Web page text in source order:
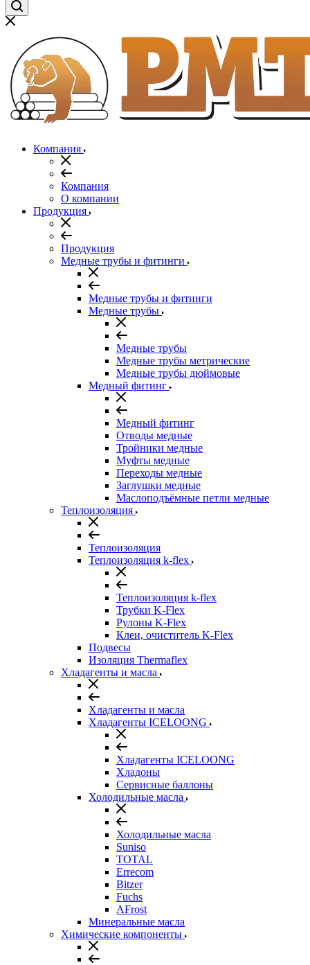
Компания
Компания
О компании
Продукция
Продукция
Медные трубы и фитинги
Медные трубы и фитинги
Медные трубы
Медные трубы
Медные трубы метрические
Медные трубы дюймовые
Медный фитинг
Медный фитинг
Отводы медные
Тройники медные
Муфты медные
Переходы медные
Заглушки медные
Маслоподъёмные петли медные
Теплоизоляция
Теплоизоляция
Теплоизоляция k-flex
Теплоизоляция k-flex
Трубки K-Flex
Рулоны K-Flex
Клеи, очиститель K-Flex
Подвесы
Изоляция Thermaflex
Хладагенты и масла
Хладагенты и масла
Хладагенты ICELOONG
Хладагенты ICELOONG
Хладоны
Сервисные баллоны
Холодильные масла
Холодильные масла
Suniso
TOTAL
Errecom
Bitzer
Fuchs
AFrost
Минеральные масла
Химические компоненты